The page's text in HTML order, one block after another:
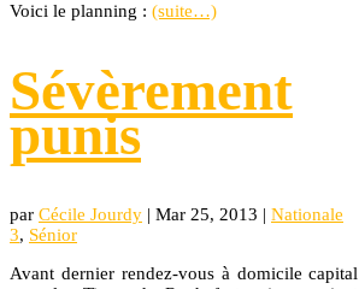
Voici le planning : (suite…)
Sévèrement
punis
par Cécile Jourdy | Mar 25, 2013 | Nationale
3, Sénior
Avant dernier rendez-vous à domicile capital